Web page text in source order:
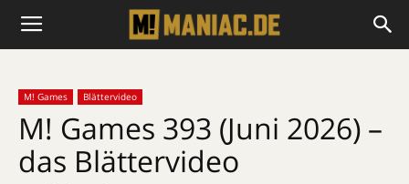
M! Games Blättervideo
M! Games 393 (Juni 2026) –
das Blättervideo